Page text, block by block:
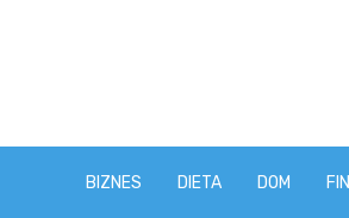
BIZNES DIETA DOM